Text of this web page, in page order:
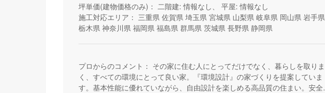
坪単価(建物価格のみ)： 二階建: 情報なし、 平屋: 情報なし
施工対応エリア： 三重県 佐賀県 埼玉県 宮城県 山梨県 岐阜県 岡山県 岩手県
栃木県 神奈川県 福岡県 福島県 群馬県 茨城県 長野県 静岡県
プロからのコメント： その家に住む人にとってだけでなく、暮らしを取りま
く、すべての環境にとって良い家。『環境設計』の家づくりを提案していま
す。基本性能に優れていながら、自由設計を楽しめる高品質の住まい。安全